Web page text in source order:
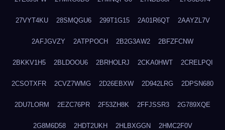
27VYT4KU 28SMQGU6 299T1G15 2A01R6QT 2AAYZL7V
2AFJGVZY 2ATPPOCH 2B2G3AW2 2BFZFCNW
2BKKV1H5 2BLDOOU6 2BRHOLRJ 2CKA0HWT 2CRELPQI
2CSOTXFR 2CVZ7WMG 2D26EBXW 2D942LRG 2DPSN680
2DU7LORM 2EZC76PR 2F53ZH8K 2FFJSSR3 2G789XQE
2G8M6D58 2HDT2UKH 2HLBXGGN 2HMC2F0V